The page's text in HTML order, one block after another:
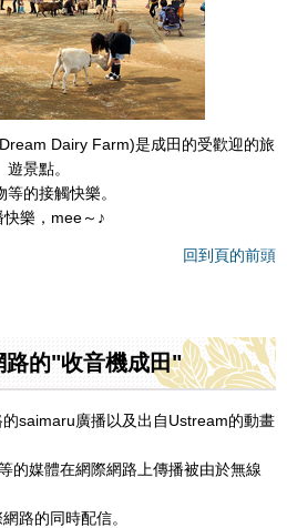
Dairy Farm)是成田的受歡迎的旅
遊景點。
等的接觸快樂。
快樂，mee～♪
回到頁的前頭
路的"收音機成田"
saimaru廣播以及出自Ustream的動畫
的媒體在網際網路上傳播被由於無線
路的同時配信。